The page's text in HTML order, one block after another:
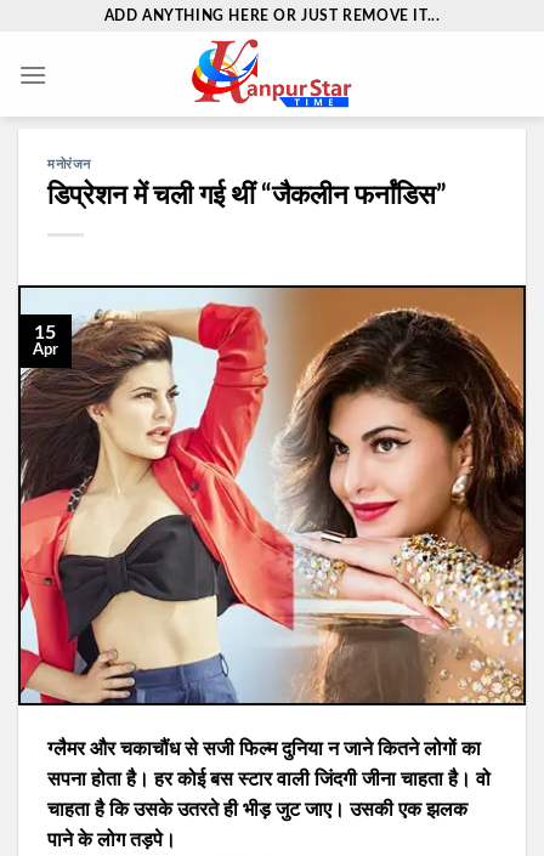
content
ADD ANYTHING HERE OR JUST REMOVE IT...
मनोरंजन
डिप्रेशन में चली गई थीं “जैकलीन फर्नांडिस”
15
Apr
ग्लैमर और चकाचौंध से सजी फिल्म दुनिया न जाने कितने लोगों का
सपना होता है। हर कोई बस स्टार वाली जिंदगी जीना चाहता है। वो
चाहता है कि उसके उतरते ही भीड़ जुट जाए। उसकी एक झलक
पाने के लोग तड़पे।